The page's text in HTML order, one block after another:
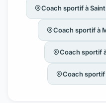
Coach sportif à
Coach sportif à
Coach sportif
Coach sportif